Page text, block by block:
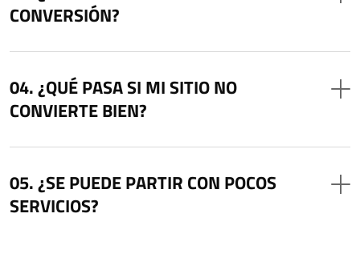
CONVERSIÓN?
¿QUÉ PASA SI MI SITIO NO
CONVIERTE BIEN?
¿SE PUEDE PARTIR CON POCOS
SERVICIOS?